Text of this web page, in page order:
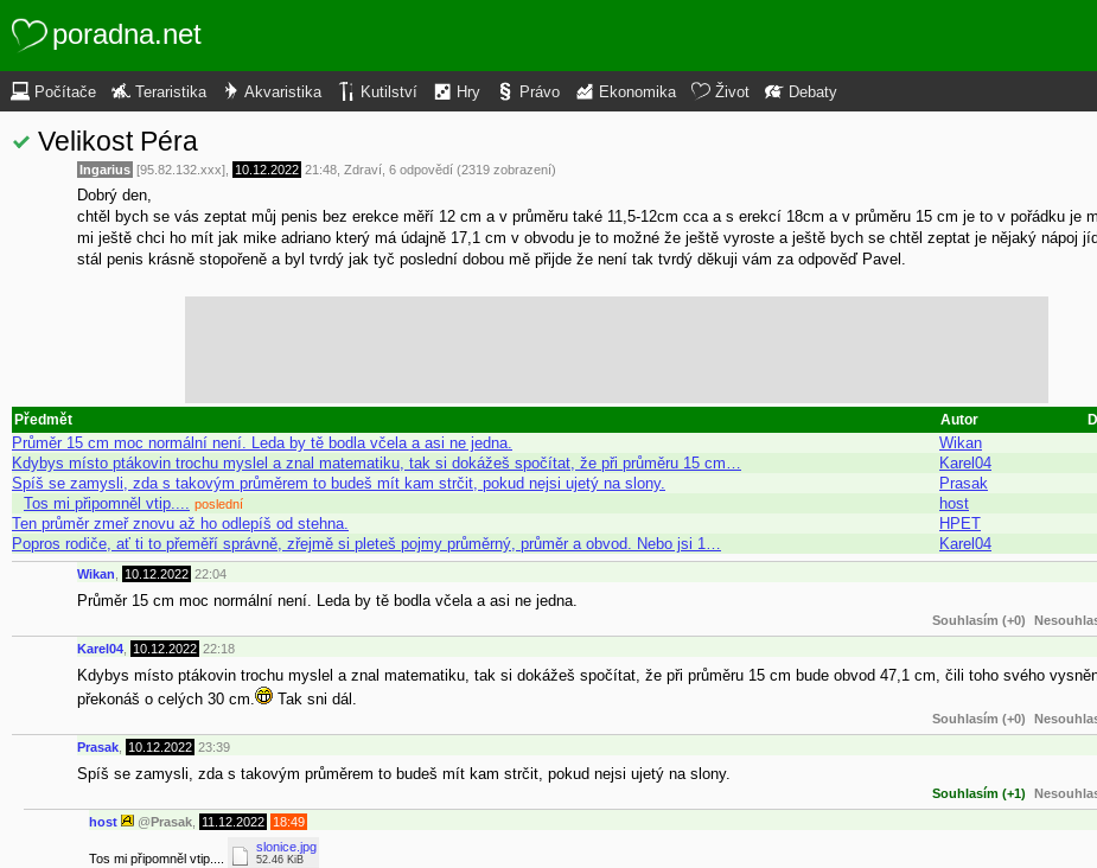
poradna.net
Počítače Teraristika Akvaristika Kutilství Hry Právo Ekonomika Život Debaty
Velikost Péra
Ingarius [95.82.132.xxx], 10.12.2022 21:48 Zdraví , 6 odpovědí (2319 zobrazení)
Dobrý den,
chtěl bych se vás zeptat můj penis bez erekce měří 12 cm a v průměru také 11,5-12cm cca a s erekcí 18cm a v průměru 15 cm je to v pořádku je
mi ještě chci ho mít jak mike adriano který má údajně 17,1 cm v obvodu je to možné že ještě vyroste a ještě bych se chtěl zeptat je nějaký nápoj
stál penis krásně stopořeně a byl tvrdý jak tyč poslední dobou mě přijde že není tak tvrdý děkuji vám za odpověď Pavel.
Předmět Autor
Průměr 15 cm moc normální není. Leda by tě bodla včela a asi ne jedna. Wikan
Kdybys místo ptákovin trochu myslel a znal matematiku, tak si dokážeš spočítat, že při průměru 15 cm… Karel04
Spíš se zamysli, zda s takovým průměrem to budeš mít kam strčit, pokud nejsi ujetý na slony. Prasak
Tos mi připomněl vtip.... poslední host
Ten průměr zmeř znovu až ho odlepíš od stehna. HPET
Popros rodiče, ať ti to přeměří správně, zřejmě si pleteš pojmy průměrný, průměr a obvod. Nebo jsi 1… Karel04
Wikan 10.12.2022 22:04
Průměr 15 cm moc normální není. Leda by tě bodla včela a asi ne jedna.
Souhlasím (+0)
Karel04 10.12.2022 22:18
Kdybys místo ptákovin trochu myslel a znal matematiku, tak si dokážeš spočítat, že při průměru 15 cm bude obvod 47,1 cm, čili toho svého
překonáš o celých 30 cm.
Tak sni dál.
Souhlasím (+0)
Prasak 10.12.2022 23:39
Spíš se zamysli, zda s takovým průměrem to budeš mít kam strčit, pokud nejsi ujetý na slony.
Souhlasím (+1)
host @Prasak 11.12.2022 18:49
Tos mi připomněl vtip....
slonice.jpg
52.46 KiB